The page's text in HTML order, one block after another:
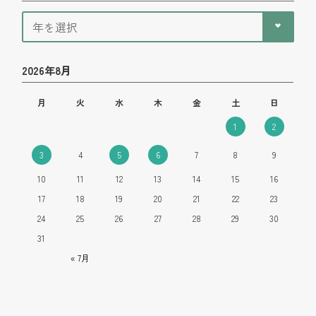
2026年8月
月 火 水 木 金 土 日
« 7月
1 2
3 4 5 6 7 8
9
10
11 12 13 14 15
16
17
18 19 20 21 22
23
24
25 26 27 28 29
30
31